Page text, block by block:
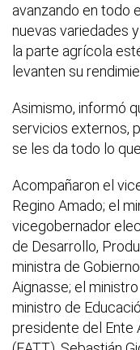
avanzando en todo
nuevas variedades
la parte agrícola
levanten su
Asimismo, informó
servicios externos,
se les da todo lo
Acompañaron el
Regino Amado; el
vicegobernador
de Desarrollo,
ministra de
Aignasse; el
ministro de
presidente del Ente